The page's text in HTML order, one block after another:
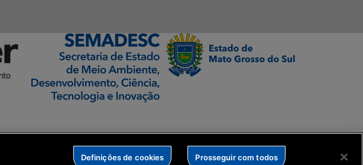
Definições de cookies Prosseguir com todos